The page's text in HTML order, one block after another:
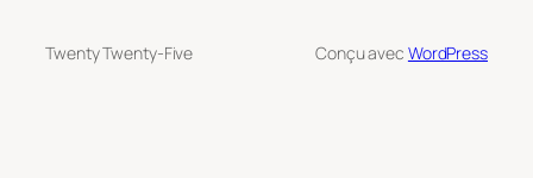
Twenty Twenty-Five Conçu avec WordPress